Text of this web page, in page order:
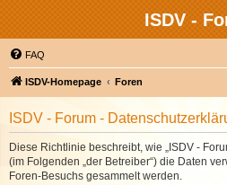
ISDV -
FAQ
ISDV-Homepage Foren
ISDV - Forum -
Diese Richtlinie beschreibt, wie „ISDV -
(im Folgenden „der Betreiber“) die Daten
Foren-Besuchs gesammelt werden.